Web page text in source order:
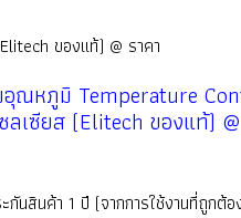
ของแท้) @ ราคา
อุณหภูมิ Temperature
ลเซียส (Elitech ของแท้)
สินค้า 1 ปี (จากการใช้งานที่ถูกต้อ